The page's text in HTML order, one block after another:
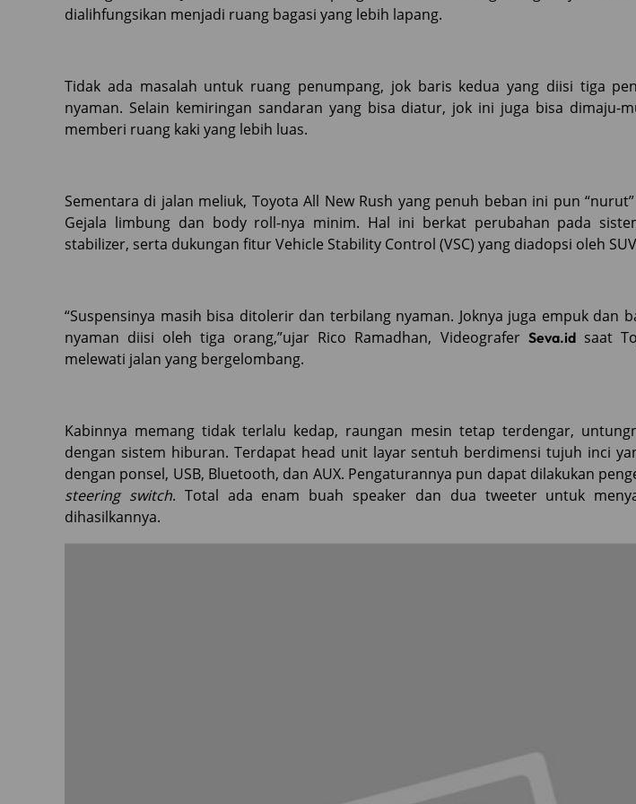
dialihfungsikan menjadi ruang bagasi yang lebih lapang.
Tidak ada masalah untuk ruang penumpang, jok baris kedua yang diisi tiga
nyaman. Selain kemiringan sandaran yang bisa diatur, jok ini juga bisa dimaju-
memberi ruang kaki yang lebih luas.
Sementara di jalan meliuk, Toyota All New Rush yang penuh beban ini pun
Gejala limbung dan body roll-nya minim. Hal ini berkat perubahan pada
stabilizer, serta dukungan fitur Vehicle Stability Control (VSC) yang diadopsi oleh
“Suspensinya masih bisa ditolerir dan terbilang nyaman. Joknya juga empuk dan
nyaman diisi oleh tiga orang,”ujar Rico Ramadhan, Videografer Seva.idsaat
melewati jalan yang bergelombang.
Kabinnya memang tidak terlalu kedap, raungan mesin tetap terdengar,
dengan sistem hiburan. Terdapat head unit layar sentuh berdimensi tujuh inci
dengan ponsel, USB, Bluetooth, dan AUX. Pengaturannya pun dapat dilakukan
steering switch. Total ada enam buah speaker dan dua tweeter untuk
dihasilkannya.